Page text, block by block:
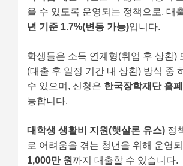
을 수 있도록 운영되는 정책으로, 대
년 기준 1.7%(변동 가능)입니다.
학생들은 소득 연계형(취업 후 상환)
(대출 후 일정 기간 내 상환) 방식 중
수 있으며, 신청은 한국장학재단 홈페
능합니다.
대학생 생활비 지원(햇살론 유스) 정
로 어려움을 겪는 청년을 위해 운영
1,000만 원 까지 대출할 수 있습니다.